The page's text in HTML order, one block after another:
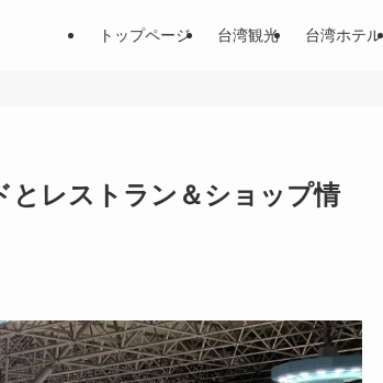
トップページ 台湾観光 台湾ホテル
とレストラン＆ショップ情